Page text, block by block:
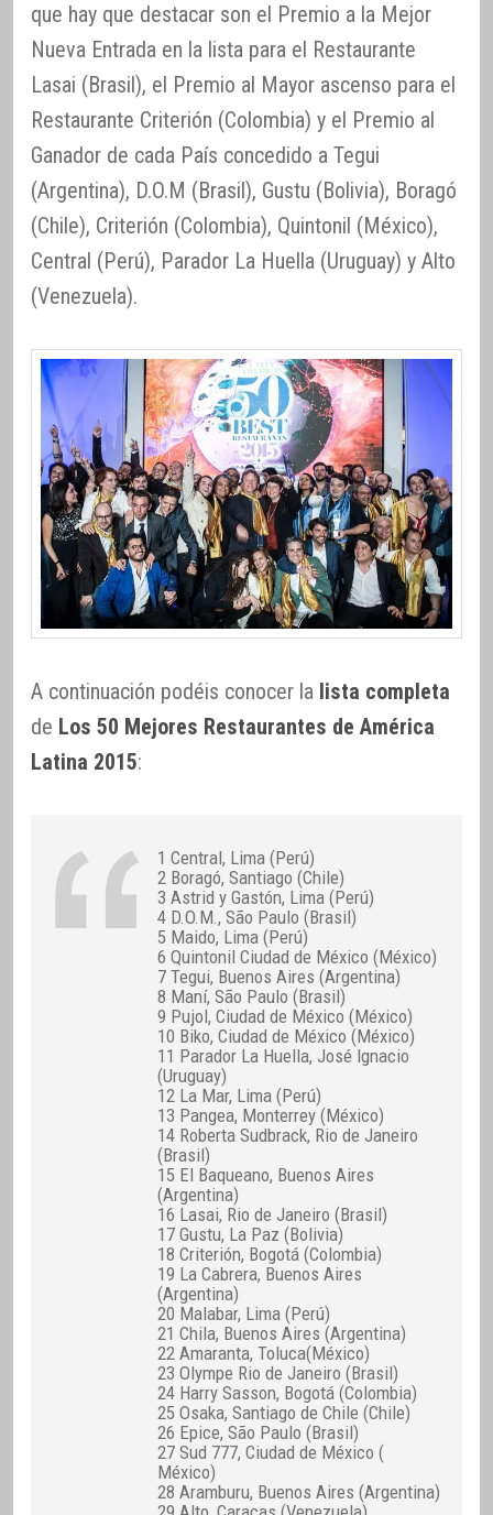
que hay que destacar son el Premio a la Mejor
Nueva Entrada en la lista para el Restaurante
Lasai (Brasil), el Premio al Mayor ascenso para el
Restaurante Criterión (Colombia) y el Premio al
Ganador de cada País concedido a Tegui
(Argentina), D.O.M (Brasil), Gustu (Bolivia), Boragó
(Chile), Criterión (Colombia), Quintonil (México),
Central (Perú), Parador La Huella (Uruguay) y Alto
(Venezuela).
A continuación podéis conocer la lista completa
de Los 50 Mejores Restaurantes de América
Latina 2015:
1 Central, Lima (Perú)
2 Boragó, Santiago (Chile)
3 Astrid y Gastón, Lima (Perú)
4 D.O.M., São Paulo (Brasil)
5 Maido, Lima (Perú)
6 Quintonil Ciudad de México (México)
7 Tegui, Buenos Aires (Argentina)
8 Maní, São Paulo (Brasil)
9 Pujol, Ciudad de México (México)
10 Biko, Ciudad de México (México)
11 Parador La Huella, José Ignacio
(Uruguay)
12 La Mar, Lima (Perú)
13 Pangea, Monterrey (México)
14 Roberta Sudbrack, Rio de Janeiro
(Brasil)
15 El Baqueano, Buenos Aires
(Argentina)
16 Lasai, Rio de Janeiro (Brasil)
17 Gustu, La Paz (Bolivia)
18 Criterión, Bogotá (Colombia)
19 La Cabrera, Buenos Aires
(Argentina)
20 Malabar, Lima (Perú)
21 Chila, Buenos Aires (Argentina)
22 Amaranta, Toluca(México)
23 Olympe Rio de Janeiro (Brasil)
24 Harry Sasson, Bogotá (Colombia)
25 Osaka, Santiago de Chile (Chile)
26 Epice, São Paulo (Brasil)
27 Sud 777, Ciudad de México (
México)
28 Aramburu, Buenos Aires (Argentina)